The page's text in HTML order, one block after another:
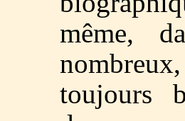
même,
toujours